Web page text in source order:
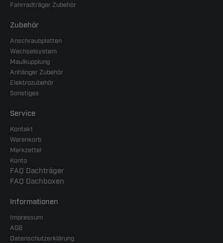
Fahrradträger Zubehör
Zubehör
Anschraubplatten
Wechselsystem
Maulkupplung
Anhänger Zubehör
Elektrozubehör
Sonstiges
Service
Kontakt
Warenkorb
Merkzettel
Konto
FAQ Dachträger
FAQ Dachboxen
Informationen
Impressum
AGB
Datenschutzerklärung